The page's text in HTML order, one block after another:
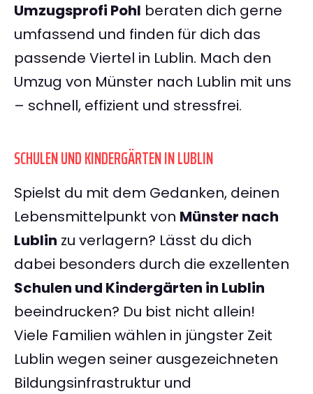
Umzugsprofi Pohl beraten dich gerne
umfassend und finden für dich das
passende Viertel in Lublin. Mach den
Umzug von Münster nach Lublin mit uns
– schnell, effizient und stressfrei.
SCHULEN UND KINDERGÄRTEN IN LUBLIN
Spielst du mit dem Gedanken, deinen
Lebensmittelpunkt von Münster nach
Lublin zu verlagern? Lässt du dich
dabei besonders durch die exzellenten
Schulen und Kindergärten in Lublin
beeindrucken? Du bist nicht allein!
Viele Familien wählen in jüngster Zeit
Lublin wegen seiner ausgezeichneten
Bildungsinfrastruktur und